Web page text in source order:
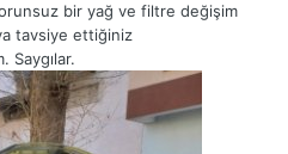
bir yağ ve filtre değişim
tavsiye ettiğiniz
Saygılar.